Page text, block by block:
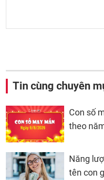
Tin cùng chuyên
Con số
theo
Năng
tên con